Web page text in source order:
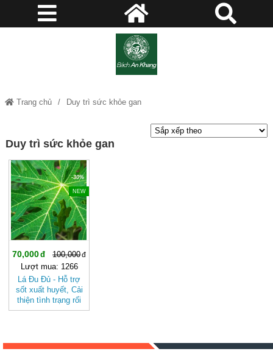
Trang chủ Duy trì sức khỏe gan
Duy trì sức khỏe gan
-30%
NEW
70,000
100,000
Lượt mua: 1266
Lá Đu Đủ - Hỗ trợ
sốt xuất huyết, Cải
thiện tình trạng rối
loạn kinh nguyệt, Hỗ